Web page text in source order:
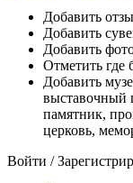
Добавить
Добавить
Добавить
Отметить где
Добавить
выставочный
памятник,
церковь,
Войти /